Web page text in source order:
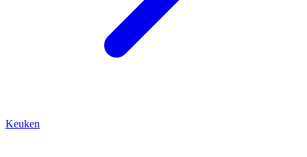
Keuken